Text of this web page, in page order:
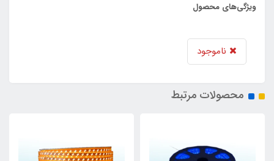
ویژگی‌های محصول
ناموجود
محصولات مرتبط